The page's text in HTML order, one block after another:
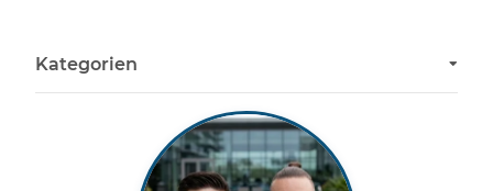
Kategorien